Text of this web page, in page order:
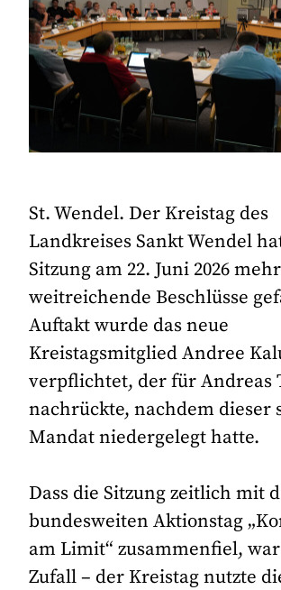
St. Wendel. Der Kreistag des
Landkreises Sankt Wendel
Sitzung am 22. Juni 2026
weitreichende Beschlüsse
Auftakt wurde das neue
Kreistagsmitglied Andree
verpflichtet, der für Andreas
nachrückte, nachdem dieser
Mandat niedergelegt hatte.
Dass die Sitzung zeitlich mit
bundesweiten Aktionstag
am Limit“ zusammenfiel,
Zufall – der Kreistag nutzte